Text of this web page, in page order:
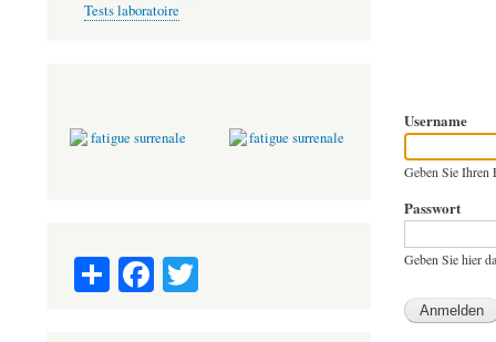
Username
Geben Sie Ihren
Passwort
Geben Sie hier
Tests laboratoire
S
ha
Fa
ce